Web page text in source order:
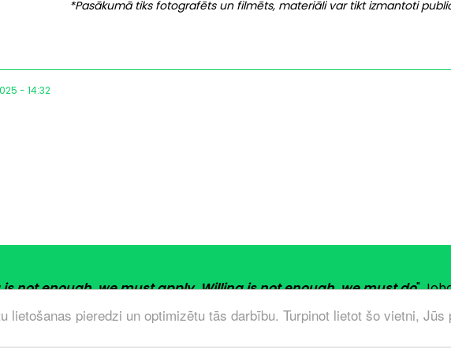
lietošanas pieredzi un optimizētu tās darbību. Turpinot lietot šo vietni,
*Pasākumā tiks fotografēts un filmēts, materiāli var tikt izmantoti
- 14:32
not enough, we must apply. Willing is not enough, we must do"
nepietiek, mums tās jāizmanto; ar vēlēšanos nepietiek, mums